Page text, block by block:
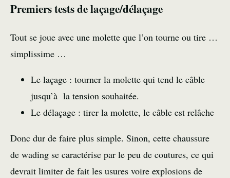
Premiers tests de laçage/délaçage
Tout se joue avec une molette que l’on tourne ou tire …
simplissime …
Le laçage : tourner la molette qui tend le câble
jusqu’à la tension souhaitée.
Le délaçage : tirer la molette, le câble est relâche
Donc dur de faire plus simple. Sinon, cette chaussure
de wading se caractérise par le peu de coutures, ce qui
devrait limiter de fait les usures voire explosions de